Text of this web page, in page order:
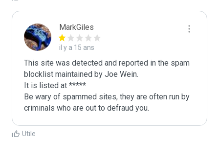
MarkGiles
il y a 15 ans
This site was detected and reported in the spam
blocklist maintained by Joe Wein.
It is listed at *****
Be wary of spammed sites, they are often run by
criminals who are out to defraud you.
Utile